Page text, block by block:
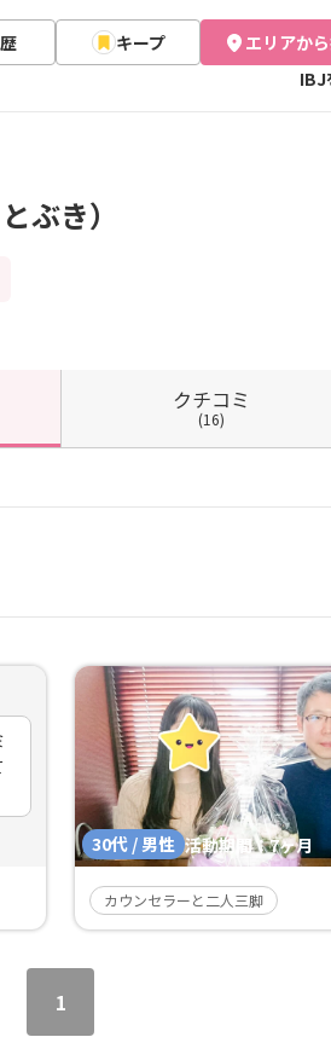
キープ
エリアか
IBJ
ぶき）
クチコミ
(16)
30代 / 男性 活動期間：7ヶ月
カウンセラーと二人三脚
1